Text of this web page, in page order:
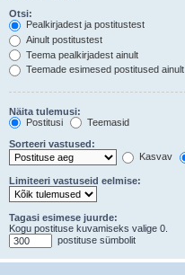
Otsi:
Pealkirjadest ja postitustest
Ainult postitustest
Teema pealkirjadest ainult
Teemade esimesed postitused ainult
Näita tulemusi:
Postitusi
Teemasid
Sorteeri vastused:
Kasvav
Limiteeri vastuseid eelmise:
Tagasi esimese juurde:
Kogu postituse kuvamiseks valige 0.
postituse sümbolit